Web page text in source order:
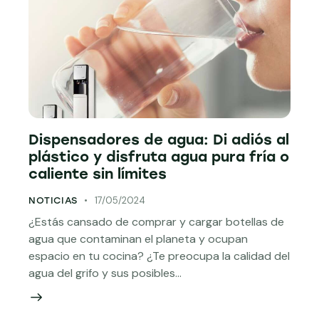
Dispensadores de agua: Di adiós al
plástico y disfruta agua pura fría o
caliente sin límites
NOTICIAS 17/05/2024
¿Estás cansado de comprar y cargar botellas de
agua que contaminan el planeta y ocupan
espacio en tu cocina? ¿Te preocupa la calidad del
agua del grifo y sus posibles…